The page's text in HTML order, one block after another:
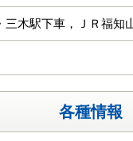
三木駅下車，ＪＲ福知
各種情報